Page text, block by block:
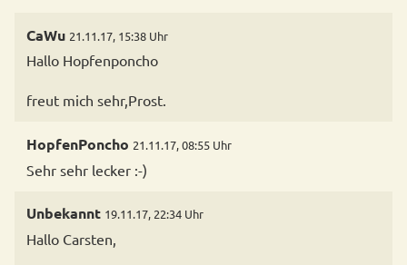
CaWu 21.11.17, 15:38 Uhr
Hallo Hopfenponcho
freut mich sehr,Prost.
HopfenPoncho 21.11.17, 08:55 Uhr
Sehr sehr lecker :-)
Unbekannt 19.11.17, 22:34 Uhr
Hallo Carsten,